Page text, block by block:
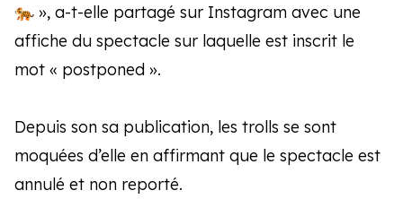
🐅 », a-t-elle partagé sur Instagram avec une
affiche du spectacle sur laquelle est inscrit le
mot « postponed ».
Depuis son sa publication, les trolls se sont
moquées d’elle en affirmant que le spectacle est
annulé et non reporté.